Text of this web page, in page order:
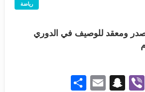
رياضة
ومعقد للوصيف في الدوري
WhatsApp
Viber
Snapchat
Email